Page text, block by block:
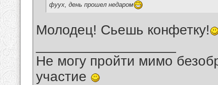
фуух, день прошел недаром
Молодец! Сьешь конфетку!
Не могу пройти мимо
участие